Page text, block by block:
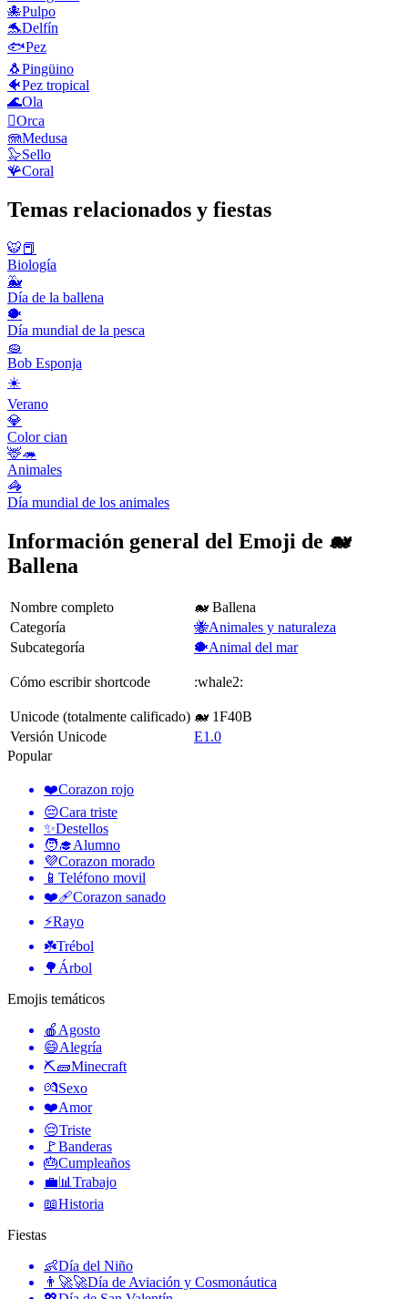
🐙Pulpo
🐬Delfín
🐟Pez
🐧Pingüino
🐠Pez tropical
🌊Ola
🫍Orca
🪼Medusa
🦭Sello
🪸Coral
Temas relacionados y fiestas
🐯📕
Biología
🐳
Día de la ballena
🐡
Día mundial de la pesca
🧽
Bob Esponja
☀️
Verano
💎
Color cian
🦌🦔
Animales
🦓
Día mundial de los animales
Información general del Emoji de 🐋
Ballena
Nombre completo
🐋 Ballena
Categoría
🐝Animales y naturaleza
Subcategoría
🐡Animal del mar
Cómo escribir shortcode :whale2:
Unicode (totalmente calificado) 🐋 1F40B
Versión Unicode
E1.0
Popular
❤️Corazon rojo
😔Cara triste
✨Destellos
🧑‍🎓Alumno
💜Corazon morado
📱 Teléfono movil
❤️‍🩹Corazon sanado
⚡Rayo
☘️Trébol
🌳 Árbol
Emojis temáticos
🍎 Agosto
😄Alegría
⛏🧱Minecraft
💏Sexo
❤️Amor
😔Triste
🚩Banderas
🎂Cumpleaños
💼📊 Trabajo
📖Historia
Fiestas
👶Día del Niño
👨‍🚀🚀Día de Aviación y Cosmonáutica